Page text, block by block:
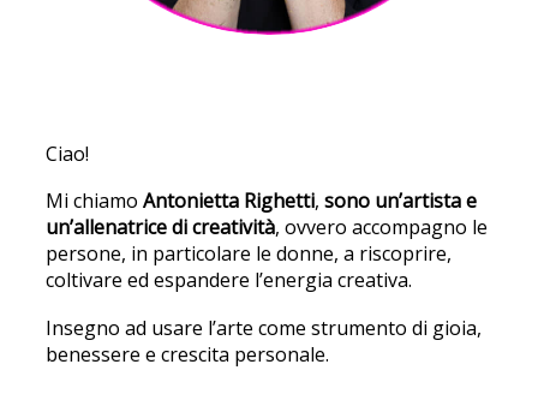
Ciao!
Mi chiamoAntonietta Righetti,sono un’artista e
un’allenatrice di creatività, ovvero accompagno le
persone, in particolare le donne, a riscoprire,
coltivare ed espandere l’energia creativa.
Insegno ad usare l’arte come strumento di gioia,
benessere e crescita personale.